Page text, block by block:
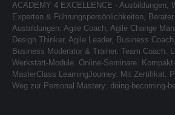
ACADEMY 4 EXCELLENCE - Ausbildungen,
Experten & Führungspersönlichkeiten,
Ausbildungen: Agile Coach, Agile Change
Design Thinker, Agile Leader, Business
Business Moderator & Trainer. Team Coach.
Werkstatt-Module. Online-Seminare.
MasterClass LearningJourney. Mit Zertifikat.
Weg zur Personal Mastery: doing-becoming-